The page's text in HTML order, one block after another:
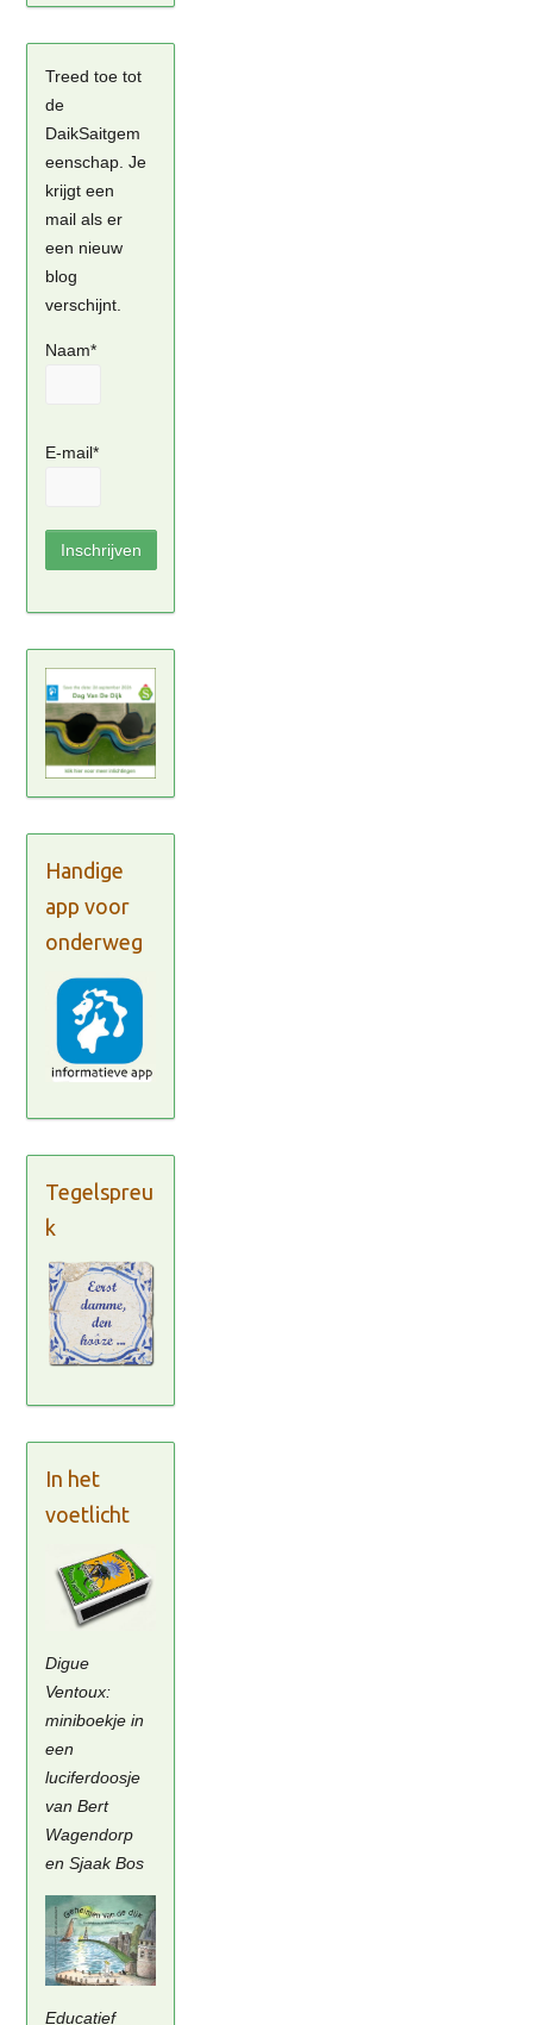
Treed toe tot
de
DaikSaitgem
eenschap. Je
krijgt een
mail als er
een nieuw
blog
verschijnt.
Naam*
E-mail*
Handige
app voor
onderweg
Tegelspreu
k
In het
voetlicht
Digue
Ventoux:
miniboekje in
een
luciferdoosje
van Bert
Wagendorp
en Sjaak Bos
Educatief